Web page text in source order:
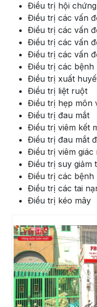
Điều trị hội
Điều trị các vấn
Điều trị các vấn
Điều trị các vấn
Điều trị các vấn
Điều trị các bệnh
Điều trị xuất
Điều trị liệt ruột
Điều trị hẹp môn
Điều trị đau mắt
Điều trị viêm kết
Điều trị đau mắt
Điều trị viêm giác
Điều trị suy giảm
Điều trị các bệnh
Điều trị các tai
Điều trị kéo mây